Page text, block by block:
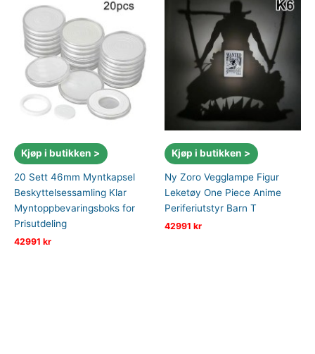
Kjøp i butikken >
20 Sett 46mm Myntkapsel
Beskyttelsessamling Klar
Myntoppbevaringsboks for
Prisutdeling
42991 kr
Kjøp i butikken >
Ny Zoro Vegglampe Figur
Leketøy One Piece Anime
Periferiutstyr Barn T
42991 kr